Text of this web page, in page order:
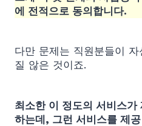
에 전적으로 동의합니다.
다만 문제는 직원분들이
질 않은 것이죠.
최소한 이 정도의 서비스
하는데, 그런 서비스를 제